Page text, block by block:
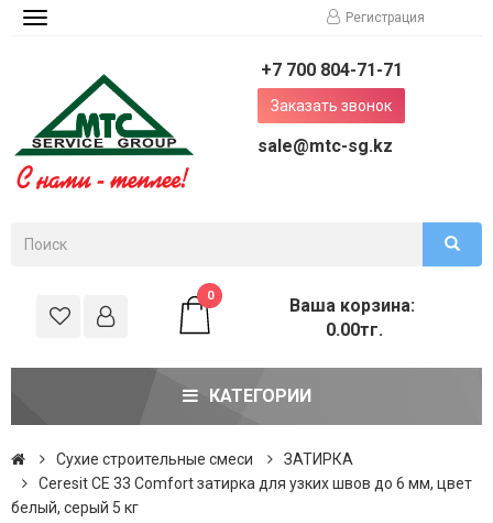
Toggle
Регистрация
+7 700 804-71-71
Заказать звонок
sale@mtc-sg.kz
0
Ваша корзина:
0.00тг.
КАТЕГОРИИ
Сухие строительные смеси
ЗАТИРКА
Ceresit CE 33 Comfort затирка для узких швов до 6 мм, цвет
белый, серый 5 кг